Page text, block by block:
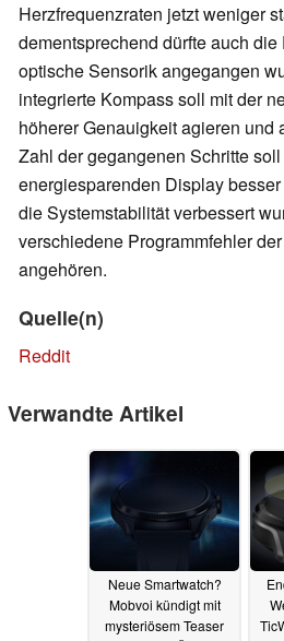
Herzfrequenzraten jetzt weniger
dementsprechend dürfte auch
optische Sensorik angegangen
integrierte Kompass soll mit der
höherer Genauigkeit agieren und
Zahl der gegangenen Schritte
energiesparenden Display
die Systemstabilität verbessert
verschiedene Programmfehler
angehören.
Quelle(n)
Reddit
Verwandte Artikel
Neue Smartwatch?
Mobvoi kündigt mit
mysteriösem Teaser